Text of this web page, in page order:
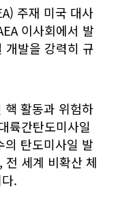
주재 미국 대사
이사회에서 발
개발을 강력히 규
핵 활동과 위험하
륙간탄도미사일
탄도미사일 발
전 세계 비확산 체
.